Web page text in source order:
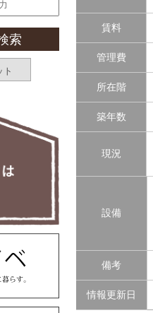
賃料
管理費
所在階
築年数
現況
設備
備考
情報更新日